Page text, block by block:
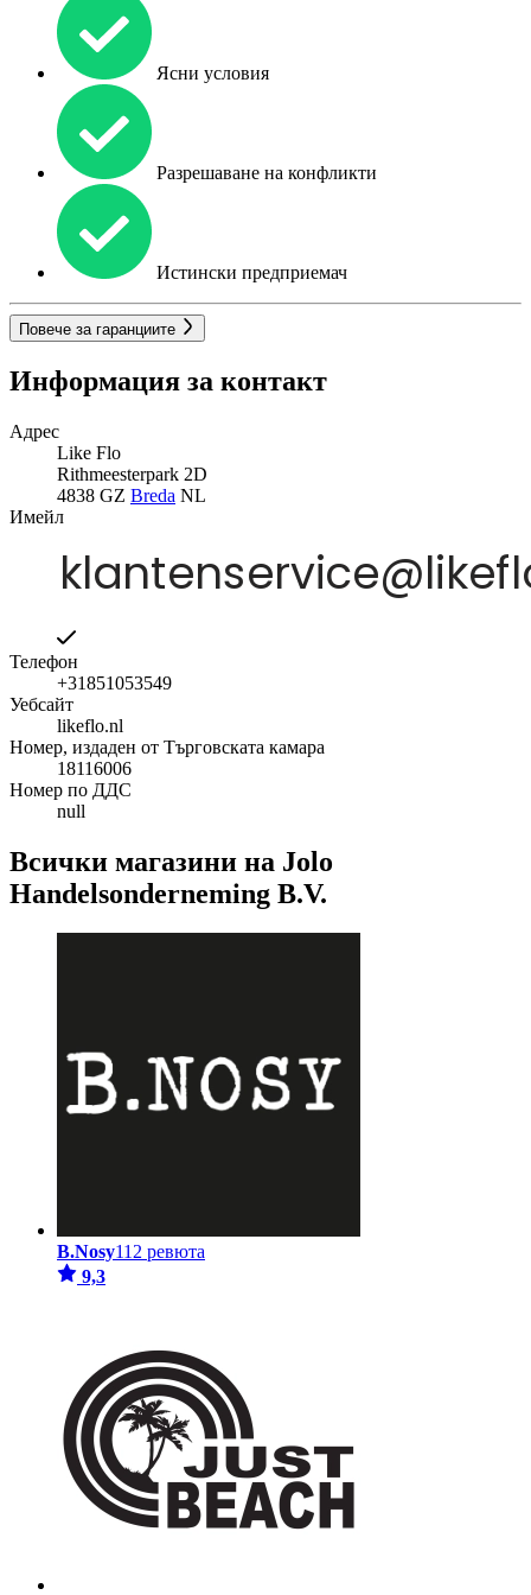
Ясни условия
Разрешаване на конфликти
Истински предприемач
Повече за гаранциите
Информация за контакт
Адрес
Like Flo
Rithmeesterpark 2D
4838 GZ Breda NL
Имейл
Телефон
+31851053549
Уебсайт
likeflo.nl
Номер, издаден от Търговската камара
18116006
Номер по ДДС
null
Всички магазини на Jolo
Handelsonderneming B.V.
B.Nosy112 ревюта
9,3